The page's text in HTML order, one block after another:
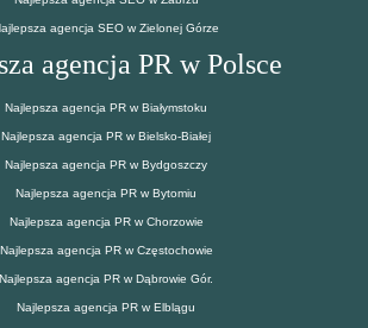
agencja SEO w Zielonej Górze
agencja PR w Polsce
Najlepsza agencja PR w Białymstoku
Najlepsza agencja PR w Bielsko-Białej
Najlepsza agencja PR w Bydgoszczy
Najlepsza agencja PR w Bytomiu
Najlepsza agencja PR w Chorzowie
Najlepsza agencja PR w Częstochowie
Najlepsza agencja PR w Dąbrowie Gór.
Najlepsza agencja PR w Elblągu